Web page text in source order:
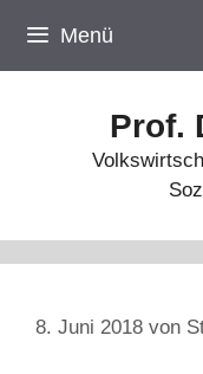
Inhalt
springen
Menü
Prof.
8. Juni 2018 von